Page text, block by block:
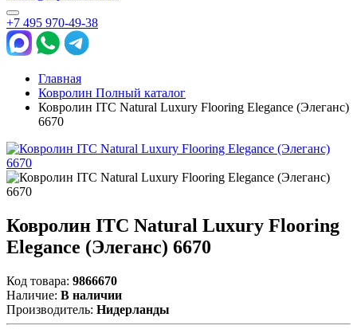
+7 495 970-49-38
Главная
Ковролин Полный каталог
Ковролин ITC Natural Luxury Flooring Elegance (Элеганс)
6670
Ковролин ITC Natural Luxury Flooring
Elegance (Элеганс) 6670
Код товара: 9866670
Наличие: В наличии
Производитель: Нидерланды